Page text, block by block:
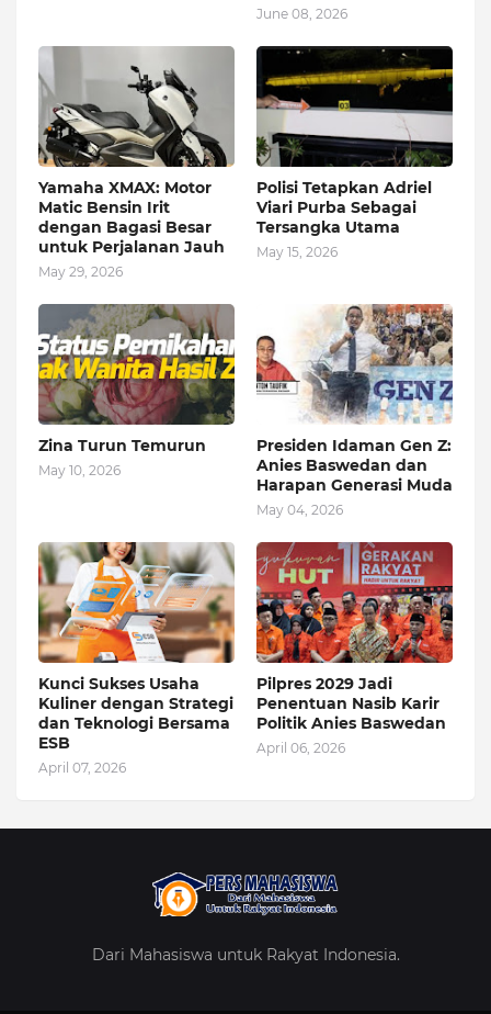
June 08, 2026
Yamaha XMAX: Motor
Matic Bensin Irit
dengan Bagasi Besar
untuk Perjalanan Jauh
May 29, 2026
Polisi Tetapkan Adriel
Viari Purba Sebagai
Tersangka Utama
May 15, 2026
Zina Turun Temurun
May 10, 2026
Presiden Idaman Gen Z:
Anies Baswedan dan
Harapan Generasi Muda
May 04, 2026
Kunci Sukses Usaha
Kuliner dengan Strategi
dan Teknologi Bersama
ESB
April 07, 2026
Pilpres 2029 Jadi
Penentuan Nasib Karir
Politik Anies Baswedan
April 06, 2026
Dari Mahasiswa untuk Rakyat Indonesia.